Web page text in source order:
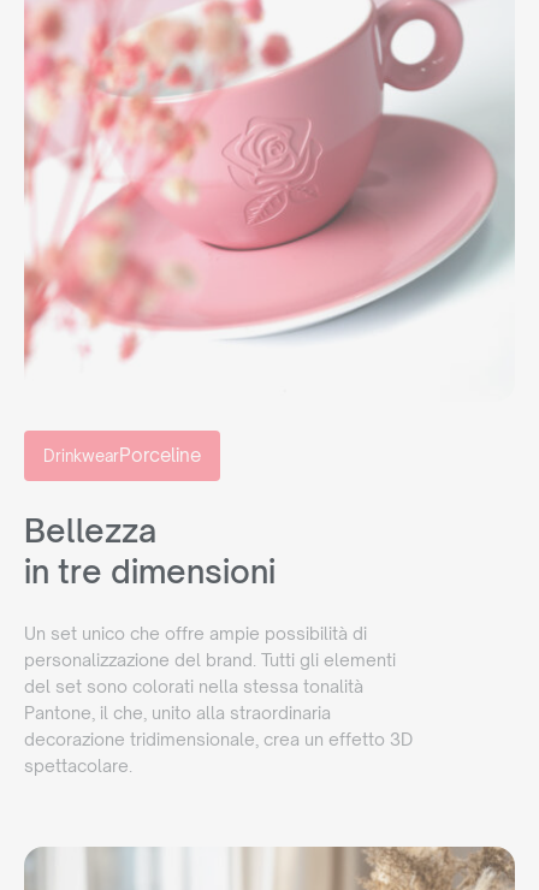
DrinkwearPorceline
Bellezza
in tre dimensioni
Un set unico che offre ampie possibilità di
personalizzazione del brand. Tutti gli elementi
del set sono colorati nella stessa tonalità
Pantone, il che, unito alla straordinaria
decorazione tridimensionale, crea un effetto 3D
spettacolare.